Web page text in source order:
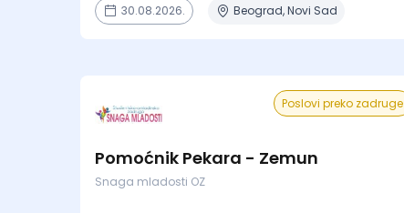
30.08.2026. Beograd, Novi Sad
Poslovi preko zadruge
Pomoćnik Pekara - Zemun
Snaga mladosti OZ